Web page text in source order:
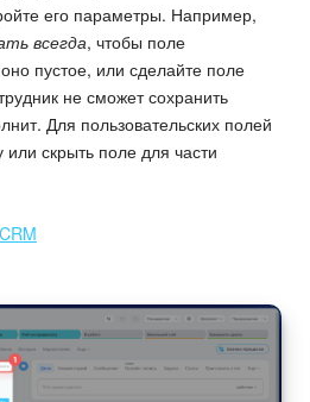
Битрикс24
его параметры. Например,
всегда, чтобы поле
пустое, или сделайте поле
не сможет сохранить
Для пользовательских полей
или скрыть поле для части